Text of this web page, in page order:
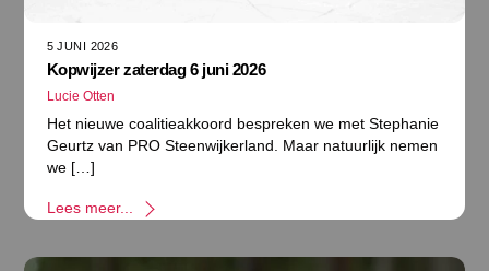
5 JUNI 2026
Kopwijzer zaterdag 6 juni 2026
Lucie Otten
Het nieuwe coalitieakkoord bespreken we met Stephanie
Geurtz van PRO Steenwijkerland. Maar natuurlijk nemen
we […]
Lees meer...